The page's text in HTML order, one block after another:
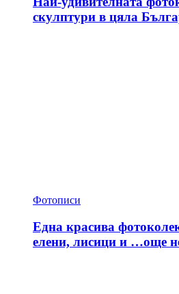
скулптури в цяла
Фотописи
Една красива
елени, лисици и …още